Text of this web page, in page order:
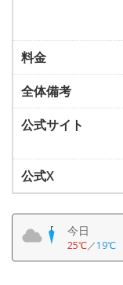
料金
全体備考
公式サイト
公式X
今日
25℃／19℃